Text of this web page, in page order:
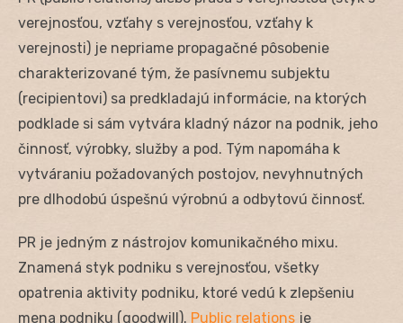
verejnosťou, vzťahy s verejnosťou, vzťahy k
verejnosti) je nepriame propagačné pôsobenie
charakterizované tým, že pasívnemu subjektu
(recipientovi) sa predkladajú informácie, na ktorých
podklade si sám vytvára kladný názor na podnik, jeho
činnosť, výrobky, služby a pod. Tým napomáha k
vytváraniu požadovaných postojov, nevyhnutných
pre dlhodobú úspešnú výrobnú a odbytovú činnosť.
PR je jedným z nástrojov komunikačného mixu.
Znamená styk podniku s verejnosťou, všetky
opatrenia aktivity podniku, ktoré vedú k zlepšeniu
mena podniku (goodwill). Public relations je